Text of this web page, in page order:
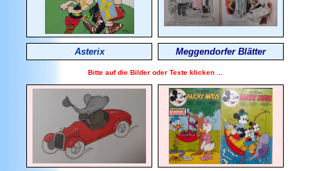
Asterix Meggendorfer Blätter
Bitte auf die Bilder oder Texte klicken ...